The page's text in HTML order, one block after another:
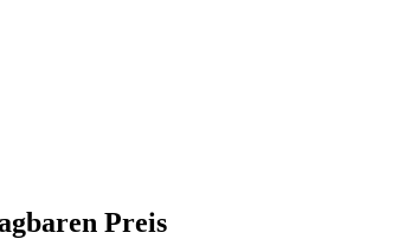
Preis